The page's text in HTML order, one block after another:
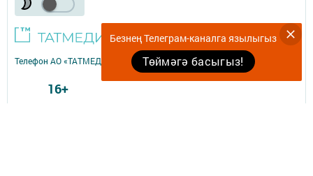
Безнең Телеграм-каналга язылыгыз
Төймәгә басыгыз!
Телефон АО «ТАТМЕДИА»: (843) 222 09 84
16+